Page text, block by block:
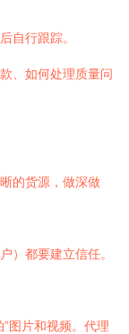
自行跟踪。
、如何处理质量问
的货源，做深做
）都要建立信任。
”图片和视频。代理